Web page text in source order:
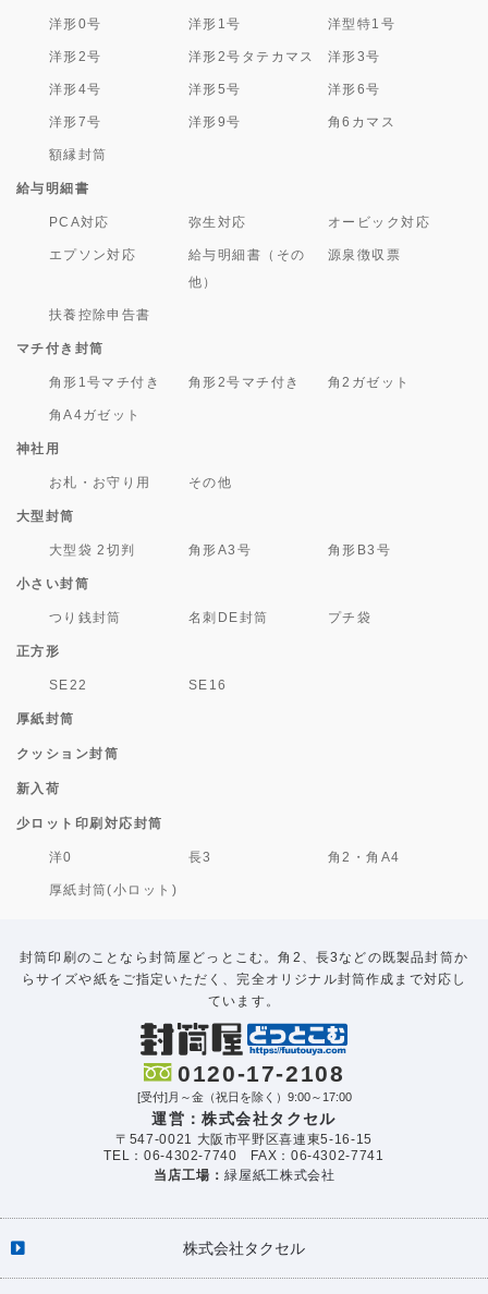
洋形0号 洋形1号 洋型特1号
洋形2号 洋形2号タテカマス 洋形3号
洋形4号 洋形5号 洋形6号
洋形7号 洋形9号 角6カマス
額縁封筒
給与明細書
PCA対応 弥生対応 オービック対応
エプソン対応
給与明細書（その
他）
源泉徴収票
扶養控除申告書
マチ付き封筒
角形1号マチ付き 角形2号マチ付き 角2ガゼット
角A4ガゼット
神社用
お札・お守り用 その他
大型封筒
大型袋 2切判 角形A3号 角形B3号
小さい封筒
つり銭封筒 名刺DE封筒 プチ袋
正方形
SE22 SE16
厚紙封筒
クッション封筒
新入荷
少ロット印刷対応封筒
洋0 長3 角2・角A4
厚紙封筒(小ロット)
封筒印刷のことなら封筒屋どっとこむ。角2、長3などの既製品封筒か
らサイズや紙をご指定いただく、完全オリジナル封筒作成まで対応し
ています。
0120-17-2108
[受付]月～金（祝日を除く）9:00～17:00
運営：株式会社タクセル
〒547-0021 大阪市平野区喜連東5-16-15
TEL：06-4302-7740 FAX：06-4302-7741
当店工場：緑屋紙工株式会社
株式会社タクセル